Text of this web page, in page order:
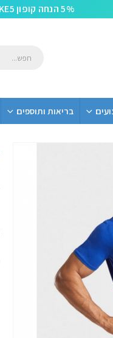
5% הנחה קופון TAKE5 בקניית 2 מוצרים. משלוח חינם מעל 279 שח!
בריאות ותוספים